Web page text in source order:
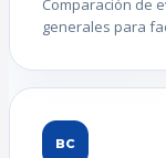
Comparación de
generales para
BC